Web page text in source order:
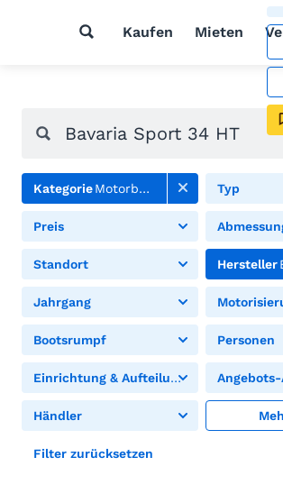
Kaufen Mieten
KategorieMotorboote Typ
Preis
Standort Hersteller
Jahrgang
Bootsrumpf Personen
Einrichtung & Aufteilung
Händler
Filter zurücksetzen